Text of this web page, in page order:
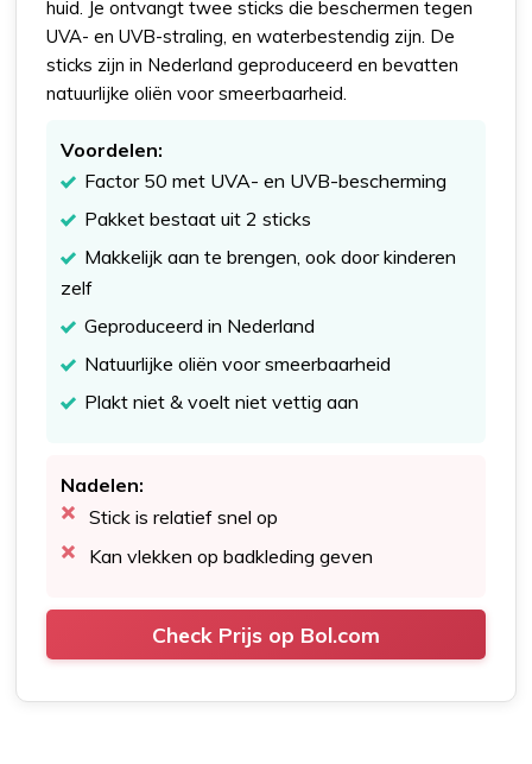
huid. Je ontvangt twee sticks die beschermen tegen
UVA- en UVB-straling, en waterbestendig zijn. De
sticks zijn in Nederland geproduceerd en bevatten
natuurlijke oliën voor smeerbaarheid.
Voordelen:
Factor 50 met UVA- en UVB-bescherming
Pakket bestaat uit 2 sticks
Makkelijk aan te brengen, ook door kinderen
zelf
Geproduceerd in Nederland
Natuurlijke oliën voor smeerbaarheid
Plakt niet & voelt niet vettig aan
Nadelen:
Stick is relatief snel op
Kan vlekken op badkleding geven
Check Prijs op Bol.com